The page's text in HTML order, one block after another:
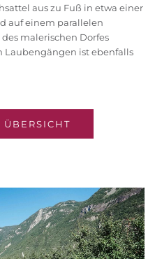
aus zu Fuß in etwa einer
auf einem parallelen
malerischen Dorfes
ist ebenfalls
ÜBERSICHT